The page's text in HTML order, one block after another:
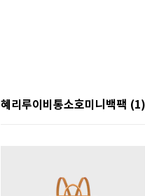
혜리루이비통소호미니백팩 (1)